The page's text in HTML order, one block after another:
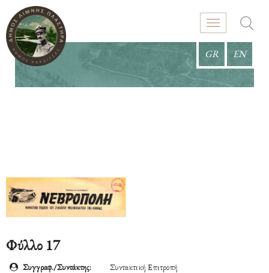
GR EN
Φύλλο 17
Συγγραφ./Συντάκτης:
Συντακτική Επιτροπή